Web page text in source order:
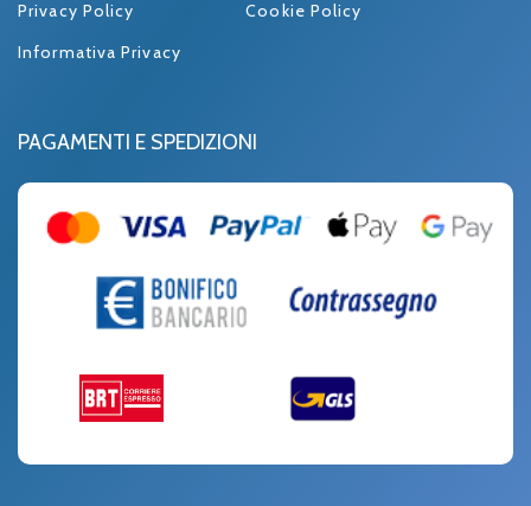
Privacy Policy
Cookie Policy
Informativa Privacy
PAGAMENTI E SPEDIZIONI